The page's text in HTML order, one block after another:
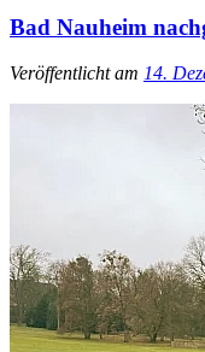
Bad Nauheim
Veröffentlicht am 14.